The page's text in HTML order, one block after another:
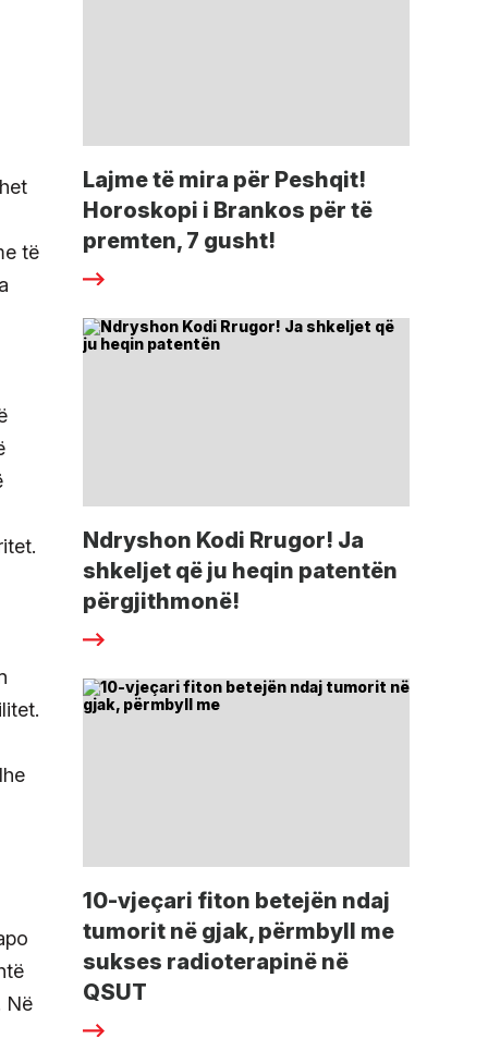
të
Në
Lajme të mira për Peshqit!
Horoskopi i Brankos për të
premten, 7 gusht!
Ndryshon Kodi Rrugor! Ja
shkeljet që ju heqin patentën
përgjithmonë!
10-vjeçari fiton betejën ndaj
tumorit në gjak, përmbyll me
sukses radioterapinë në
QSUT